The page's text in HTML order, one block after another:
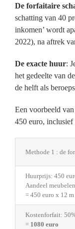
De forfaitaire
schatting van 40
inkomen’ wordt
2022), na aftrek
De exacte huur:
het gedeelte van
de helft als
Een voorbeeld
450 euro, inclusief
Methode 1 : de
Huurprijs: 450
Aandeel
= 450 euro x 12
Kostenforfait:
= 1080 euro